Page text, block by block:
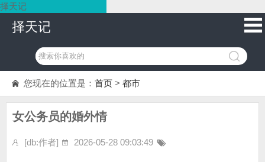
择天记
择天记
您现在的位置是： 首页 > 都市
女公务员的婚外情
[db:作者] 2026-05-28 09:03:49